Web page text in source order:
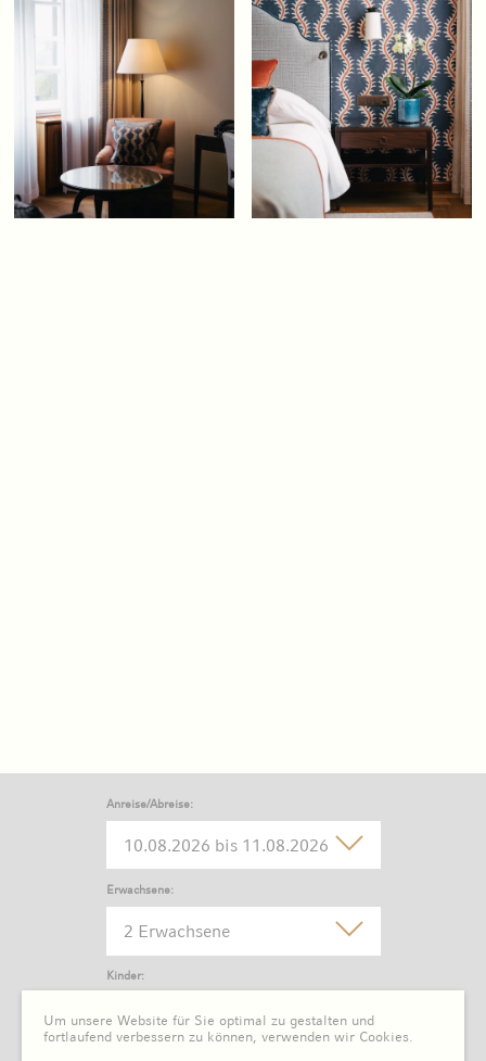
Um unsere Website für Sie optimal zu gestalten und
fortlaufend verbessern zu können, verwenden wir Cookies.
Anreise/Abreise:
Erwachsene:
2 Erwachsene
Kinder:
0 Kind